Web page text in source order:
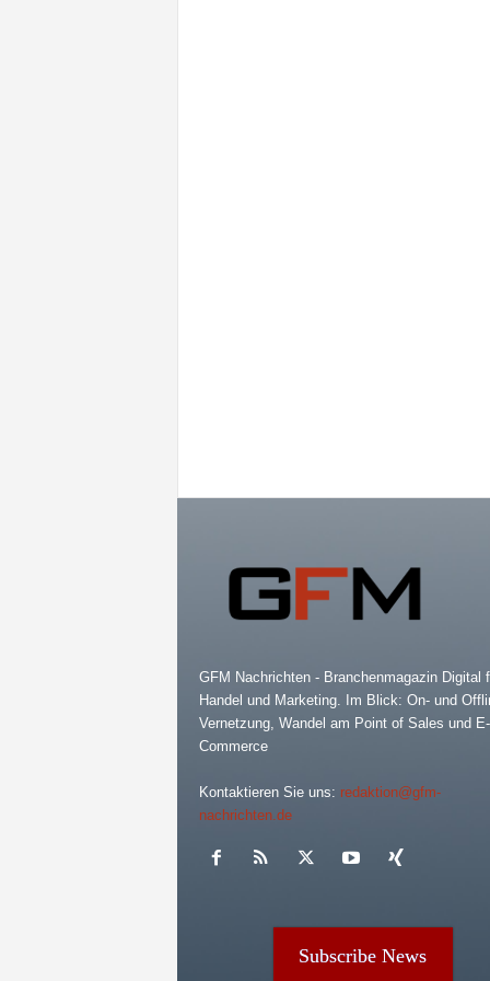
GFM Nachrichten - Branchenmagazin Digital
Handel und Marketing. Im Blick: On- und
Vernetzung, Wandel am Point of Sales und E-
Commerce
Kontaktieren Sie uns: redaktion@gfm-
nachrichten.de
Subscribe News